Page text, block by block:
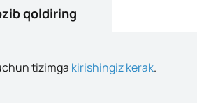
qoldiring
tizimga kirishingiz kerak.